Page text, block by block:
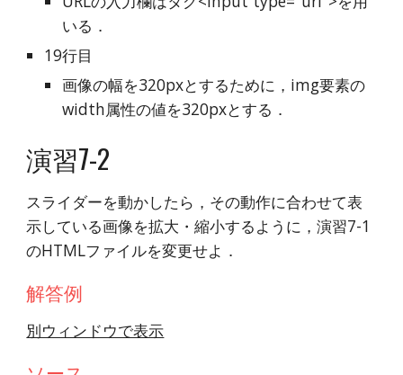
いる．
19行目
画像の幅を320pxとするために，img要素の
width属性の値を320pxとする．
演習7-2
スライダーを動かしたら，その動作に合わせて表
示している画像を拡大・縮小するように，演習7-1
のHTMLファイルを変更せよ．
解答例
別ウィンドウで表示